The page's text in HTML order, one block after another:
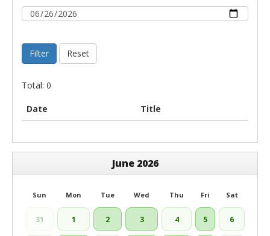
Filter Reset
Total: 0
Date Title
June 2026
Sun Mon Tue Wed Thu Fri Sat
31 1 2 3 4 5 6